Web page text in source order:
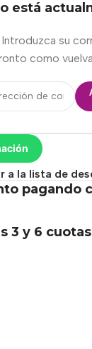
está
Introduzca su
como
a la lista de
pagando
3 y 6